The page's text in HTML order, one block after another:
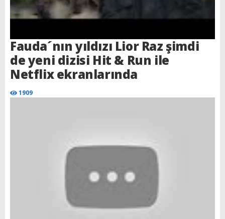
Fauda´nın yıldızı Lior Raz şimdi
de yeni dizisi Hit & Run ile
Netflix ekranlarında
1909